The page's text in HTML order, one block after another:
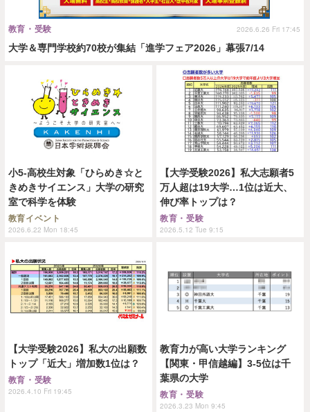
大学＆専門学校約70校が集結「進学フェア2026」幕張7/14
教育・受験 2026.6.26 Fri 17:45
小5-高校生対象「ひらめき☆と
きめきサイエンス」大学の研究
室で科学を体験
教育イベント
2026.6.22 Mon 18:45
【大学受験2026】私大志願者5
万人超は19大学…1位は近大、
伸び率トップは？
教育・受験
2026.5.12 Tue 9:15
【大学受験2026】私大の出願数
トップ「近大」増加数1位は？
教育・受験
2026.4.10 Fri 19:45
教育力が高い大学ランキング
【関東・甲信越編】3-5位は千
葉県の大学
教育・受験
2026.3.23 Mon 9:45